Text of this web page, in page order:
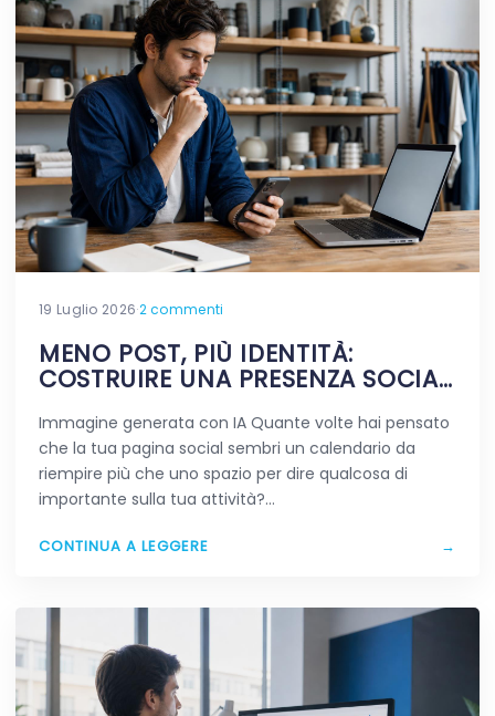
19 Luglio 2026·2 commenti
MENO POST, PIÙ IDENTITÀ:
COSTRUIRE UNA PRESENZA SOCIAL
Immagine generata con IA Quante volte hai pensato
che la tua pagina social sembri un calendario da
riempire più che uno spazio per dire qualcosa di
importante sulla tua attività?…
CONTINUA A LEGGERE →